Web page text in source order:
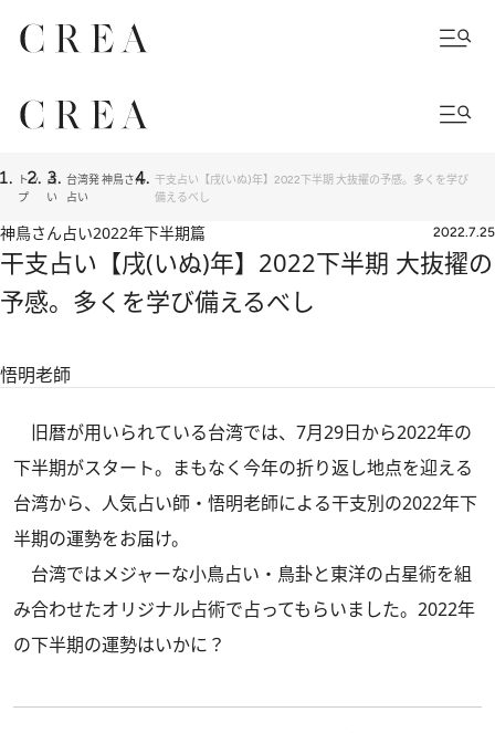
トッ
プ
占
い
台湾発 神鳥さん
占い
干支占い【戌(いぬ)年】2022下半期 大抜擢の予感。多くを学び
備えるべし
神鳥さん占い2022年下半期篇 2022.7.25
干支占い【戌(いぬ)年】2022下半期 大抜擢の
予感。多くを学び備えるべし
悟明老師
旧暦が用いられている台湾では、7月29日から2022年の
下半期がスタート。まもなく今年の折り返し地点を迎える
台湾から、人気占い師・悟明老師による干支別の2022年下
半期の運勢をお届け。
台湾ではメジャーな小鳥占い・鳥卦と東洋の占星術を組
み合わせたオリジナル占術で占ってもらいました。2022年
の下半期の運勢はいかに？